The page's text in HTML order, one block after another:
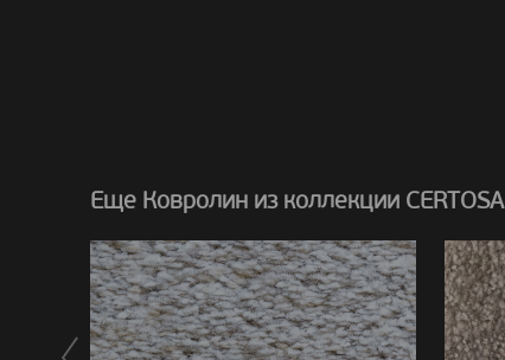
Еще Ковролин из коллекции CERTOSA